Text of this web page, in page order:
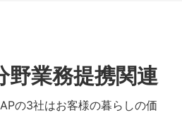
野業務提携関連
の3社はお客様の暮らしの価